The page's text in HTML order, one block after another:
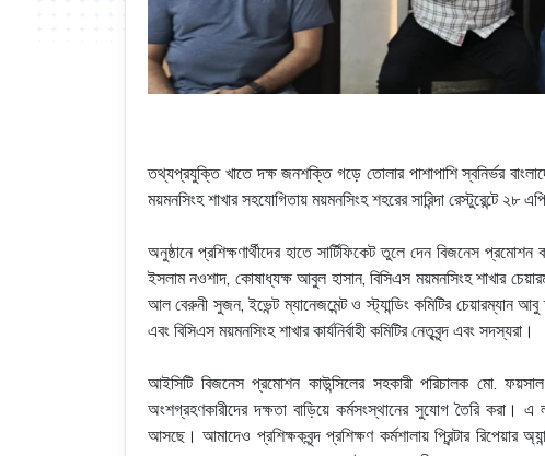
তথ্যপ্রযুক্তি খাতে দক্ষ জনশক্তি গড়ে তোলার পাশাপাশি স্বনির্ভর
ময়মনসিংহ শাখার সহযোগিতায় ময়মনসিংহ শহরের সারিন্দা রেস্টুরেন্টে ২৮
অনুষ্ঠানে প্রশিক্ষণার্থীদের হাতে সার্টিফিকেট তুলে দেন বিজনেস
ইসলাম নওশাদ, কোষাধ্যক্ষ আবুল হাসান, বিসিএস ময়মনসিংহ শাখার
আল বেরুনী সুজন, ইভেন্ট ম্যানেজমেন্ট ও স্ট্যান্ডিং কমিটির চেয়ারম্যান
এবং বিসিএস ময়মনসিংহ শাখার কার্যনির্বাহী কমিটির নেতৃবৃন্দ এবং সদস্যরা।
আইসিটি বিজনেস প্রমোশন কাউন্সিলের সহকারী পরিচালক মো. ফয়সাল
অংশগ্রহণকারীদের দক্ষতা বাড়িয়ে কর্মসংস্থানের সুযোগ তৈরি করা। এ
আসছে। আমাদেও প্রশিক্ষকবৃন্দ প্রশিক্ষণ কর্মশালায় প্রিন্টার রিপেয়ার